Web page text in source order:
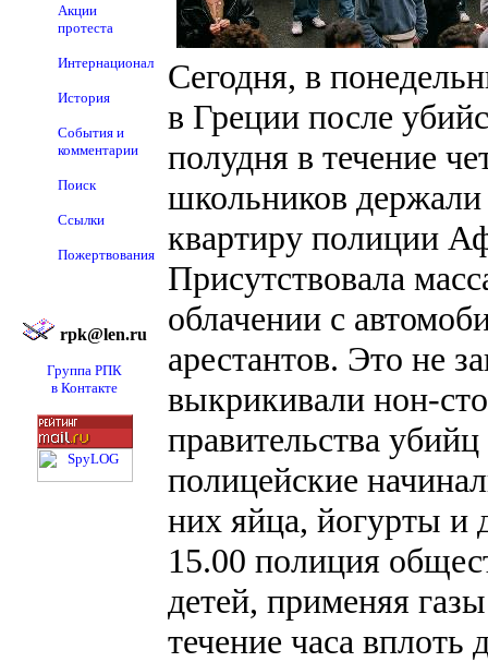
Акции
протеста
Интернационал
История
События и
комментарии
Поиск
Ссылки
Пожертвования
rpk@len.ru
Группа РПК
в Контакте
Сегодня, в
в Греции после
полудня в течение
школьников
квартиру полиции
Присутствовала
облачении с
арестантов. Это не
выкрикивали нон-
правительства
полицейские
них яйца, йогурты и
15.00 полиция
детей, применяя
течение часа вплоть